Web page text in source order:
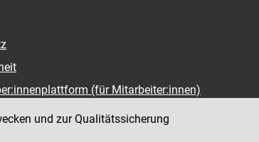
(für Mitarbeiter:innen)
und zur Qualitätssicherung